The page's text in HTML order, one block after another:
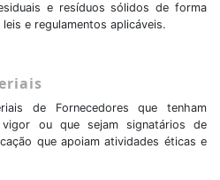
e resíduos sólidos de forma
e regulamentos aplicáveis.
de Fornecedores que tenham
vigor ou que sejam signatários de
que apoiam atividades éticas e